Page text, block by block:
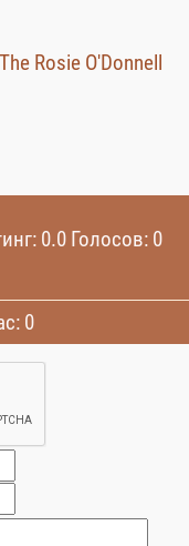
Rosie O'Donnell
0.0 Голосов: 0
0